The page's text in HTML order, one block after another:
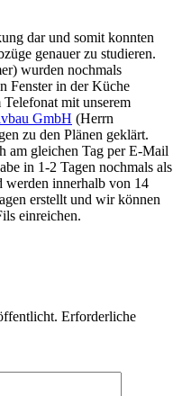
dar und somit konnten
genauer zu studieren.
wurden nochmals
Fenster in der Küche
mit unserem
GmbH (Herrn
zu den Plänen geklärt.
am gleichen Tag per E-Mail
in 1-2 Tagen nochmals als
werden innerhalb von 14
erstellt und wir können
einreichen.
Erforderliche